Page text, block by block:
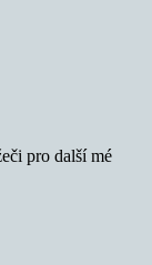
pro další mé